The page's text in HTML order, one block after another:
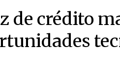
de crédito